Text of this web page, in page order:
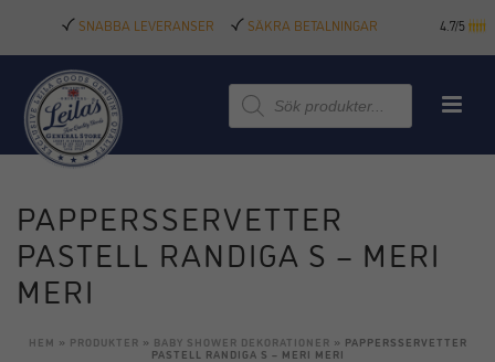
SNABBA LEVERANSER SÄKRA BETALNINGAR 4.7/5
Produktsökning
PAPPERSSERVETTER
PASTELL RANDIGA S – MERI
MERI
HEM » PRODUKTER » BABY SHOWER DEKORATIONER » PAPPERSSERVETTER
PASTELL RANDIGA S – MERI MERI